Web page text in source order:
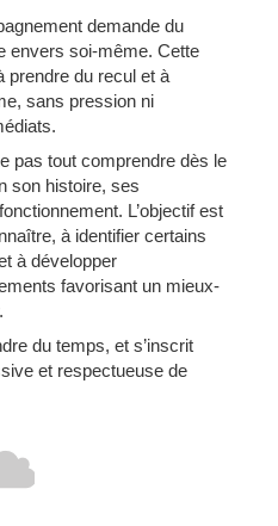
demande du
envers soi-même. Cette
prendre du recul et à
sans pression ni
pas tout comprendre dès le
son histoire, ses
L’objectif est
à identifier certains
à développer
favorisant un mieux-
du temps, et s’inscrit
et respectueuse de